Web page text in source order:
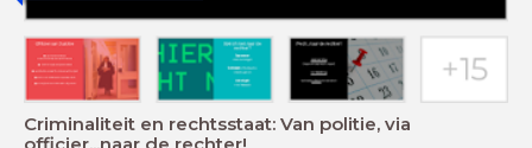
Criminaliteit en rechtsstaat: Van politie, via